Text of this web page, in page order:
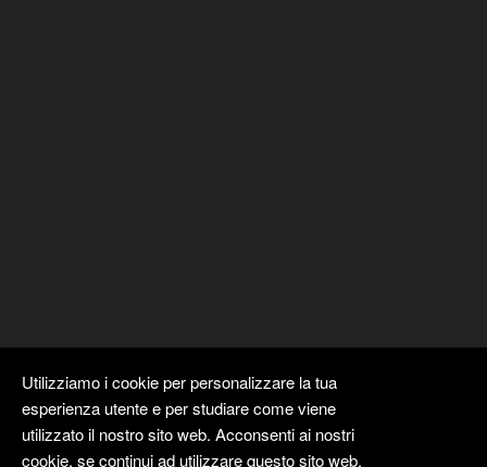
Utilizziamo i cookie per personalizzare la tua
esperienza utente e per studiare come viene
utilizzato il nostro sito web. Acconsenti ai nostri
cookie, se continui ad utilizzare questo sito web.